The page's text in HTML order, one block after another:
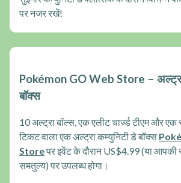
पर नजर रखें!
Pokémon GO Web Store –
बॉक्स
10 अल्ट्रा बॉल्स, एक एलीट चार्ज्ड टीएम और एक
टिकट वाला एक अल्ट्रा कम्युनिटी डे बॉक्स
Storeपर इवेंट के दौरान US$4.99 (या आपकी
समतुल्य) पर उपलब्ध होगा।